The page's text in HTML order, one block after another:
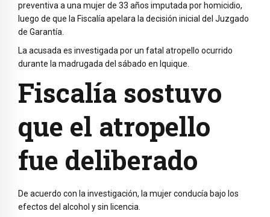
preventiva a una mujer de 33 años imputada por homicidio,
luego de que la Fiscalía apelara la decisión inicial del Juzgado
de Garantía.
La acusada es investigada por un fatal atropello ocurrido
durante la madrugada del sábado en Iquique
Fiscalía sostuvo
que el atropello
fue deliberado
De acuerdo con la investigación, la mujer conducía bajo los
efectos del alcohol y sin licencia.